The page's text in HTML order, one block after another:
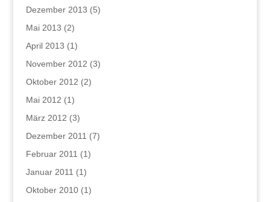
Dezember 2013 (5)
Mai 2013 (2)
April 2013 (1)
November 2012 (3)
Oktober 2012 (2)
Mai 2012 (1)
März 2012 (3)
Dezember 2011 (7)
Februar 2011 (1)
Januar 2011 (1)
Oktober 2010(1)